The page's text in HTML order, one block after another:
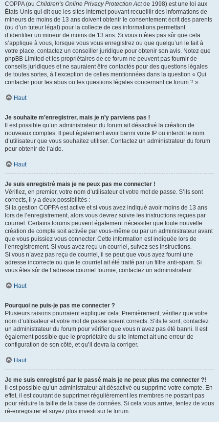
COPPA (ou Children’s Online Privacy Protection Actde 1998) est une loi aux
États-Unis qui dit que les sites Internet pouvant recueillir des informations de
mineurs de moins de 13 ans doivent obtenir le consentement écrit des parents
(ou d’un tuteur légal) pour la collecte de ces informations permettant
d’identifier un mineur de moins de 13 ans. Si vous n’êtes pas sûr que cela
s’applique à vous, lorsque vous vous enregistrez ou que quelqu’un le fait à
votre place, contactez un conseiller juridique pour obtenir son avis. Notez que
phpBB Limited et les propriétaires de ce forum ne peuvent pas fournir de
conseils juridiques et ne sauraient être contactés pour des questions légales
de toutes sortes, à l’exception de celles mentionnées dans la question « Qui
contacter pour les abus ou les questions légales concernant ce forum ? ».
Haut
Je souhaite m’enregistrer, mais je n’y parviens pas !
Il est possible qu’un administrateur du forum ait désactivé la création de
nouveaux comptes. Il peut également avoir banni votre IP ou interdit le nom
d’utilisateur que vous souhaitez utiliser. Contactez un administrateur du forum
pour obtenir de l’aide.
Haut
Je suis enregistré mais je ne peux pas me connecter !
Vérifiez, en premier, votre nom d’utilisateur et votre mot de passe. S’ils sont
corrects, il y a deux possibilités :
Si la gestion COPPA est active et si vous avez indiqué avoir moins de 13 ans
lors de l’enregistrement, alors vous devrez suivre les instructions reçues par
courriel. Certains forums peuvent également nécessiter que toute nouvelle
création de compte soit activée par vous-même ou par un administrateur avant
que vous puissiez vous connecter. Cette information est indiquée lors de
l’enregistrement. Si vous avez reçu un courriel, suivez ses instructions.
Si vous n’avez pas reçu de courriel, il se peut que vous ayez fourni une
adresse incorrecte ou que le courriel ait été traité par un filtre anti-spam. Si
vous êtes sûr de l’adresse courriel fournie, contactez un administrateur.
Haut
Pourquoi ne puis-je pas me connecter ?
Plusieurs raisons pourraient expliquer cela. Premièrement, vérifiez que votre
nom d’utilisateur et votre mot de passe soient corrects. S’ils le sont, contactez
un administrateur du forum pour vérifier que vous n’avez pas été banni. Il est
également possible que le propriétaire du site Internet ait une erreur de
configuration de son côté, et qu’il devra la corriger.
Haut
Je me suis enregistré par le passé mais je ne peux plus me connecter ?!
Il est possible qu’un administrateur ait désactivé ou supprimé votre compte. En
effet, il est courant de supprimer régulièrement les membres ne postant pas
pour réduire la taille de la base de données. Si cela vous arrive, tentez de vous
ré-enregistrer et soyez plus investi sur le forum.